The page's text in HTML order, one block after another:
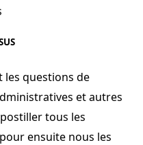
les questions de
et autres
tous les
ensuite nous les